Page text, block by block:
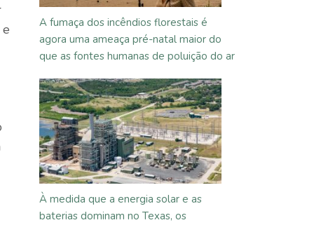
A fumaça dos incêndios florestais é
agora uma ameaça pré-natal maior do
que as fontes humanas de poluição do ar
À medida que a energia solar e as
baterias dominam no Texas, os